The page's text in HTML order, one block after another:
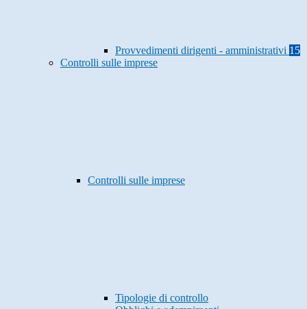
Provvedimenti dirigenti - amministrativi 15
Controlli sulle imprese
Controlli sulle imprese
Tipologie di controllo